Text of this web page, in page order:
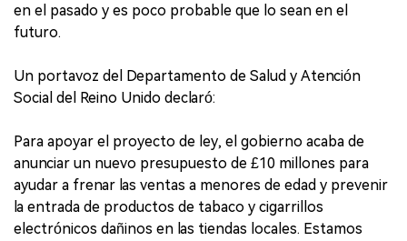
en el pasado y es poco probable que lo sean en el
futuro.
Un portavoz del Departamento de Salud y Atención
Social del Reino Unido declaró:
Para apoyar el proyecto de ley, el gobierno acaba de
anunciar un nuevo presupuesto de £10 millones para
ayudar a frenar las ventas a menores de edad y prevenir
la entrada de productos de tabaco y cigarrillos
electrónicos dañinos en las tiendas locales. Estamos